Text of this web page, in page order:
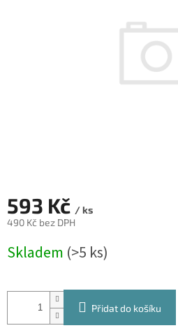
593 Kč / ks
490 Kč bez DPH
cena:
Skladem (>5 ks)
Přidat do košíku